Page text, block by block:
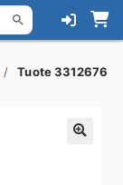
Tuote 3312676